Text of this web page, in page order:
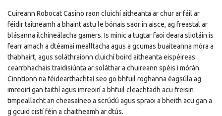
Cuireann Robocat Casino raon cluichí aitheanta ar chur ar fáil ar
féidir taitneamh a bhaint astu le bónais saor in aisce, ag freastal ar
blásanna ilchineálacha gamers. Is minic a tugtar faoi deara sliotáin is
fearr amach a dtéamaí mealltacha agus a gcumas buaiteanna móra a
thabhairt, agus soláthraíonn cluichí boird aitheanta eispéireas
cearrbhachais traidisiúnta ar soláthar a chuireann spéis i mórán.
Cinntíonn na féidearthachtaí seo go bhfuil roghanna éagsúla ag
imreoirí gan taithí agus imreoirí a bhfuil cleachtadh acu freisin
timpeallacht an cheasaíneo a scrúdú agus spraoi a bheith acu gan a
g gcuid cistí féin a chaitheamh ar dtús.